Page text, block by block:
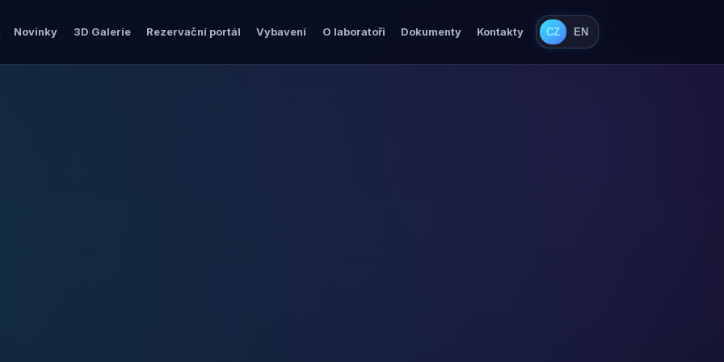
Novinky 3D Galerie Rezervační portál Vybavení O laboratoři Dokumenty Kontakty CZ EN